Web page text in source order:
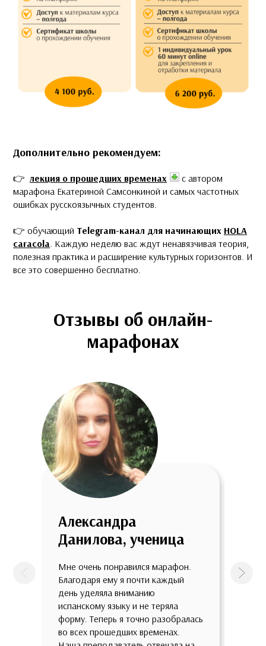
Дополнительно рекомендуем:
👉 лекция о прошедших временах
с автором
марафона Екатериной Самсонкиной и самых частотных
ошибках русскоязычных студентов.
👉 обучающий Telegram-канал для начинающих HOLA
сaracola. Каждую неделю вас ждут ненавязчивая теория,
полезная практика и расширение культурных горизонтов. И
все это совершенно бесплатно.
Отзывы об онлайн-
марафонах
Александра
Данилова, ученица
Мне очень понравился марафон.
Благодаря ему я почти каждый
день уделяла вниманию
испанскому языку и не теряла
форму. Теперь я точно разобралась
во всех прошедших временах.
Мне
Предыдущая